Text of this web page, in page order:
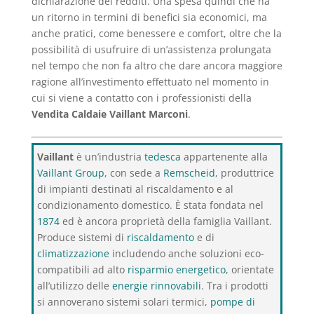
un ritorno in termini di benefici sia economici, ma
anche pratici, come benessere e comfort, oltre che la
possibilità di usufruire di un’assistenza prolungata
nel tempo che non fa altro che dare ancora maggiore
ragione all’investimento effettuato nel momento in
cui si viene a contatto con i professionisti della
Vendita Caldaie Vaillant Marconi.
Vaillantè un’industria tedesca appartenente alla
Vaillant Group, con sede a Remscheid, produttrice
di impianti destinati al riscaldamento e al
condizionamento domestico. È stata fondata nel
1874ed è ancora proprietà della famiglia Vaillant.
Produce sistemi di riscaldamentoe di
climatizzazioneincludendo anche soluzioni eco-
compatibili ad alto risparmio energetico, orientate
all’utilizzo delle energie rinnovabili. Tra i prodotti
si annoverano sistemi solari termici, pompe di